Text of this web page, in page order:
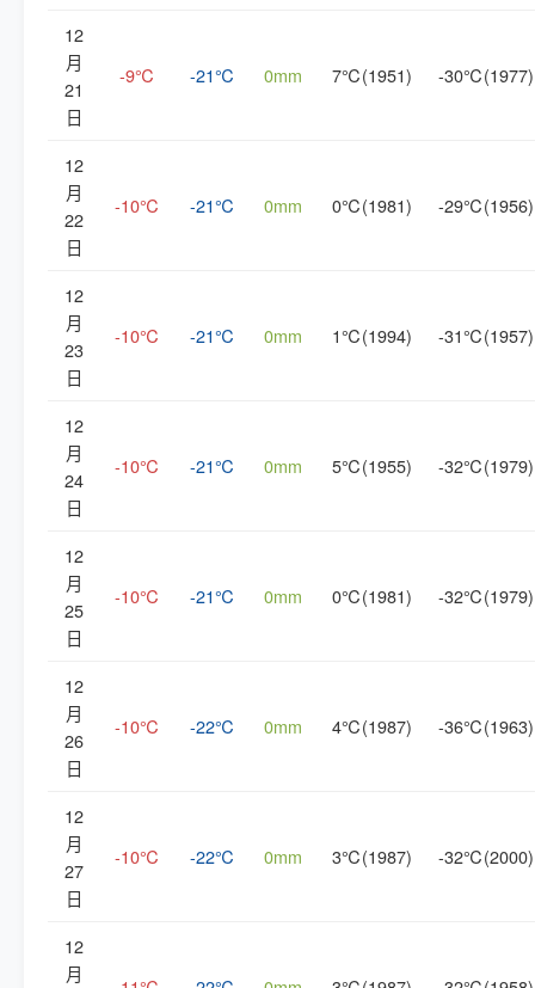
12
月
21
日
-9℃ -21℃ 0mm 7℃(1951) -30℃(1977)
12
月
22
日
-10℃ -21℃ 0mm 0℃(1981) -29℃(1956)
12
月
23
日
-10℃ -21℃ 0mm 1℃(1994) -31℃(1957)
12
月
24
日
-10℃ -21℃ 0mm 5℃(1955) -32℃(1979)
12
月
25
日
-10℃ -21℃ 0mm 0℃(1981) -32℃(1979)
12
月
26
日
-10℃ -22℃ 0mm 4℃(1987) -36℃(1963)
12
月
27
日
-10℃ -22℃ 0mm 3℃(1987) -32℃(2000)
12
月